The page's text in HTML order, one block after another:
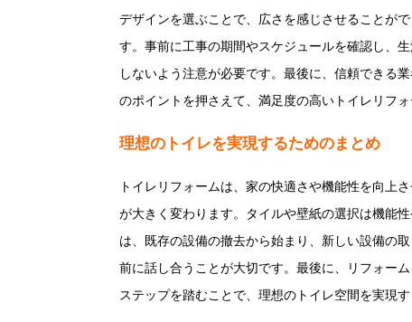
デザインを選ぶことで、広さを感じさせることが
す。事前に工事の期間やスケジュールを確認し、
しないよう注意が必要です。最後に、信頼できる
のポイントを押さえて、満足度の高いトイレリフォ
理想のトイレを実現するためのまとめ
トイレリフォームは、家の快適さや機能性を向上
が大きく変わります。タイルや壁紙の選択は機能
は、既存の設備の撤去から始まり、新しい設備の
前に話し合うことが大切です。最後に、リフォー
ステップを踏むことで、理想のトイレ空間を実現す